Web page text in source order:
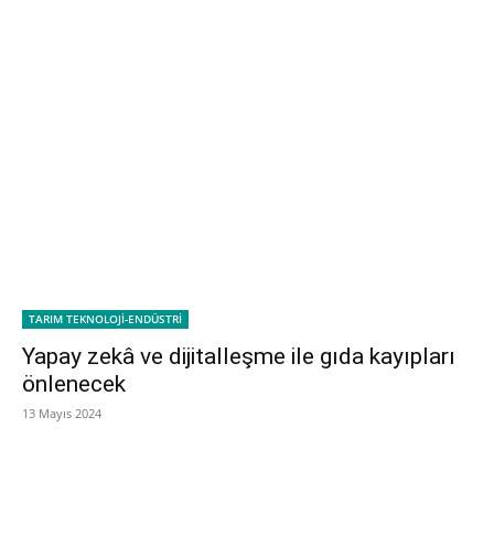
TARIM TEKNOLOJİ-ENDÜSTRİ
Yapay zekâ ve dijitalleşme ile gıda kayıpları
önlenecek
13 Mayıs 2024